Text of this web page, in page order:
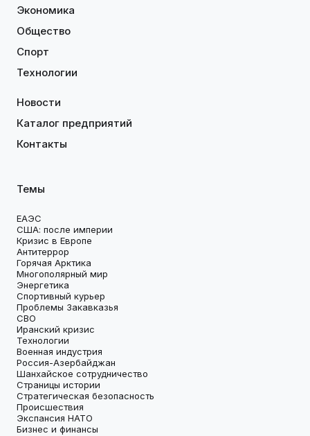
Экономика
Общество
Спорт
Технологии
Новости
Каталог предприятий
Контакты
Темы
ЕАЭС
США: после империи
Кризис в Европе
Антитеррор
Горячая Арктика
Многополярный мир
Энергетика
Спортивный курьер
Проблемы Закавказья
СВО
Иранский кризис
Технологии
Военная индустрия
Россия-Азербайджан
Шанхайское сотрудничество
Страницы истории
Стратегическая безопасность
Происшествия
Экспансия НАТО
Бизнес и финансы